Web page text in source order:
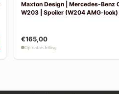
Maxton Design | Mercedes-Benz
W203 | Spoiler (W204 AMG-look)
€165,00
Op nabestelling